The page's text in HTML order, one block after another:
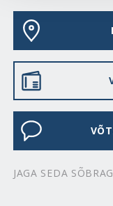
JAGA SEDA